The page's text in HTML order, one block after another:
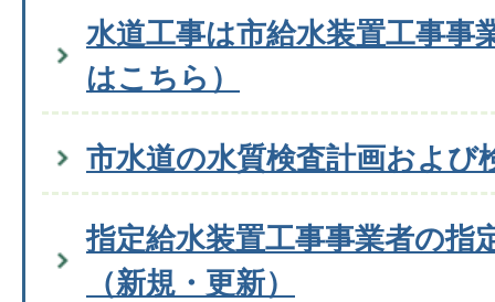
水道工事は市給水装置工事事
はこちら）
市水道の水質検査計画および
指定給水装置工事事業者の指
（新規・更新）